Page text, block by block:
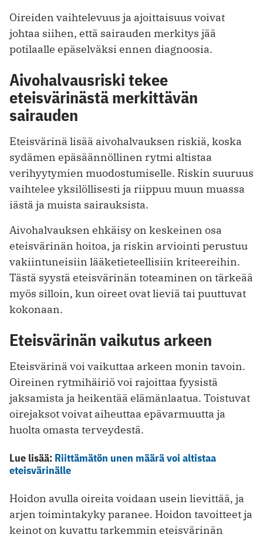
Oireiden vaihtelevuus ja ajoittaisuus voivat
johtaa siihen, että sairauden merkitys jää
potilaalle epäselväksi ennen diagnoosia.
Aivohalvausriski tekee
eteisvärinästä merkittävän
sairauden
Eteisvärinä lisää aivohalvauksen riskiä, koska
sydämen epäsäännöllinen rytmi altistaa
verihyytymien muodostumiselle. Riskin suuruus
vaihtelee yksilöllisesti ja riippuu muun muassa
iästä ja muista sairauksista.
Aivohalvauksen ehkäisy on keskeinen osa
eteisvärinän hoitoa, ja riskin arviointi perustuu
vakiintuneisiin lääketieteellisiin kriteereihin.
Tästä syystä eteisvärinän toteaminen on tärkeää
myös silloin, kun oireet ovat lieviä tai puuttuvat
kokonaan.
Eteisvärinän vaikutus arkeen
Eteisvärinä voi vaikuttaa arkeen monin tavoin.
Oireinen rytmihäiriö voi rajoittaa fyysistä
jaksamista ja heikentää elämänlaatua. Toistuvat
oirejaksot voivat aiheuttaa epävarmuutta ja
huolta omasta terveydestä.
Lue lisää: Riittämätön unen määrä voi altistaa
eteisvärinälle
Hoidon avulla oireita voidaan usein lievittää, ja
arjen toimintakyky paranee. Hoidon tavoitteet ja
keinot on kuvattu tarkemmin eteisvärinän